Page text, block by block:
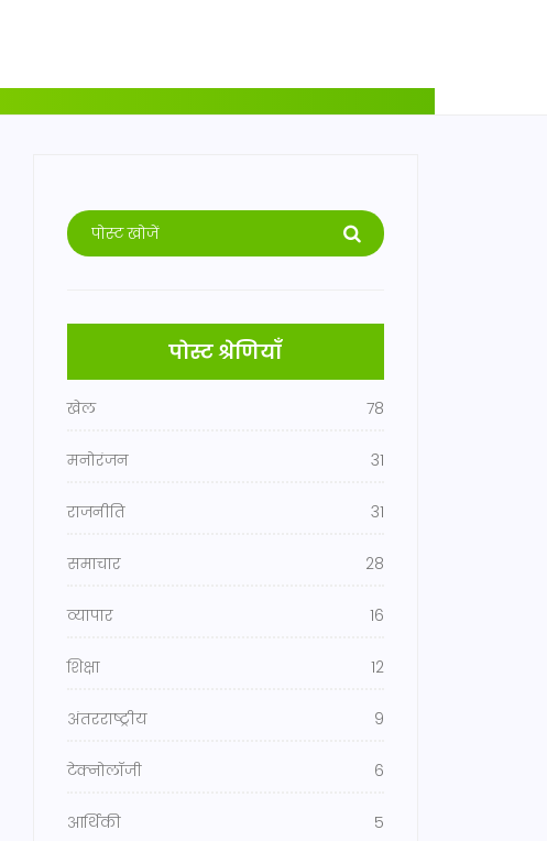
पोस्ट श्रेणियाँ
खेल 78
मनोरंजन 31
राजनीति 31
समाचार 28
व्यापार 16
शिक्षा 12
अंतरराष्ट्रीय 9
टेक्नोलॉजी 6
आर्थिकी 5